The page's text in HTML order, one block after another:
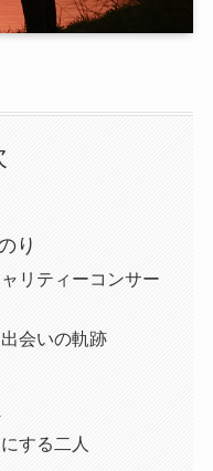
り
リティーコンサー
会いの軌跡
する二人